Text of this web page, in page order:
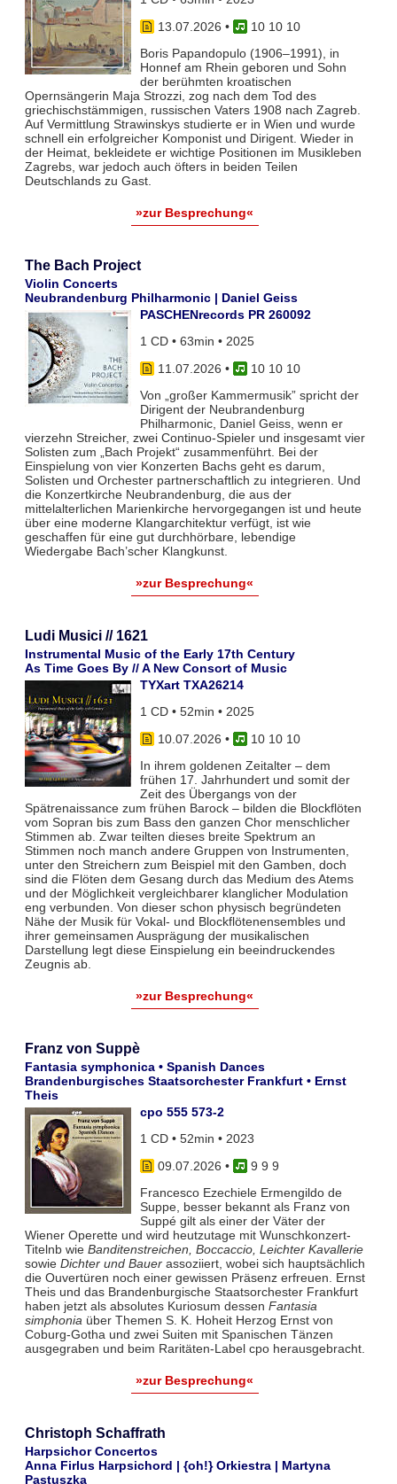
13.07.2026 •
10 10 10
Boris Papandopulo (1906–1991), in
Honnef am Rhein geboren und Sohn
der berühmten kroatischen
Opernsängerin Maja Strozzi, zog nach dem Tod des
griechischstämmigen, russischen Vaters 1908 nach Zagreb.
Auf Vermittlung Strawinskys studierte er in Wien und wurde
schnell ein erfolgreicher Komponist und Dirigent. Wieder in
der Heimat, bekleidete er wichtige Positionen im Musikleben
Zagrebs, war jedoch auch öfters in beiden Teilen
Deutschlands zu Gast.
»zur Besprechung«
The Bach Project
Violin Concerts
Neubrandenburg Philharmonic | Daniel Geiss
PASCHENrecords PR 260092
1 CD • 63min • 2025
11.07.2026 •
10 10 10
Von „großer Kammermusik” spricht der
Dirigent der Neubrandenburg
Philharmonic, Daniel Geiss, wenn er
vierzehn Streicher, zwei Continuo-Spieler und insgesamt vier
Solisten zum „Bach Projekt“ zusammenführt. Bei der
Einspielung von vier Konzerten Bachs geht es darum,
Solisten und Orchester partnerschaftlich zu integrieren. Und
die Konzertkirche Neubrandenburg, die aus der
mittelalterlichen Marienkirche hervorgegangen ist und heute
über eine moderne Klangarchitektur verfügt, ist wie
geschaffen für eine gut durchhörbare, lebendige
Wiedergabe Bach’scher Klangkunst.
»zur Besprechung«
Ludi Musici // 1621
Instrumental Music of the Early 17th Century
As Time Goes By // A New Consort of Music
TYXart TXA26214
1 CD • 52min • 2025
10.07.2026 •
10 10 10
In ihrem goldenen Zeitalter – dem
frühen 17. Jahrhundert und somit der
Zeit des Übergangs von der
Spätrenaissance zum frühen Barock – bilden die Blockflöten
vom Sopran bis zum Bass den ganzen Chor menschlicher
Stimmen ab. Zwar teil­ten dieses breite Spektrum an
Stimmen noch manch andere Gruppen von Instrumenten,
unter den Streichern zum Bei­spiel mit den Gamben, doch
sind die Flöten dem Gesang durch das Medium des Atems
und der Möglichkeit vergleich­barer klanglicher Modulation
eng verbunden. Von dieser schon physisch begründeten
Nähe der Musik für Vokal- und Blockflö­tenensembles und
ihrer gemeinsamen Ausprägung der musikalischen
Darstellung legt diese Einspielung ein beeindruckendes
Zeugnis ab.
»zur Besprechung«
Franz von Suppè
Fantasia symphonica • Spanish Dances
Brandenburgisches Staatsorchester Frankfurt • Ernst
Theis
cpo 555 573-2
1 CD • 52min • 2023
09.07.2026 •
9 9 9
Francesco Ezechiele Ermengildo de
Suppe, besser bekannt als Franz von
Suppé gilt als einer der Väter der
Wiener Operette und wird heutzutage mit Wunschkonzert-
Titelnb wie Banditenstreichen, Boccaccio, Leichter Kavallerie
sowie Dichter und Bauerassoziiert, wobei sich hauptsächlich
die Ouvertüren noch einer gewissen Präsenz erfreuen. Ernst
Theis und das Brandenburgische Staatsorchester Frankfurt
haben jetzt als absolutes Kuriosum dessen Fantasia
simphoniaüber Themen S. K. Hoheit Herzog Ernst von
Coburg-Gotha und zwei Suiten mit Spanischen Tänzen
ausgegraben und beim Raritäten-Label cpo herausgebracht.
»zur Besprechung«
Christoph Schaffrath
Harpsichor Concertos
Anna Firlus Harpsichord | {oh!} Orkiestra | Martyna
Pastuszka